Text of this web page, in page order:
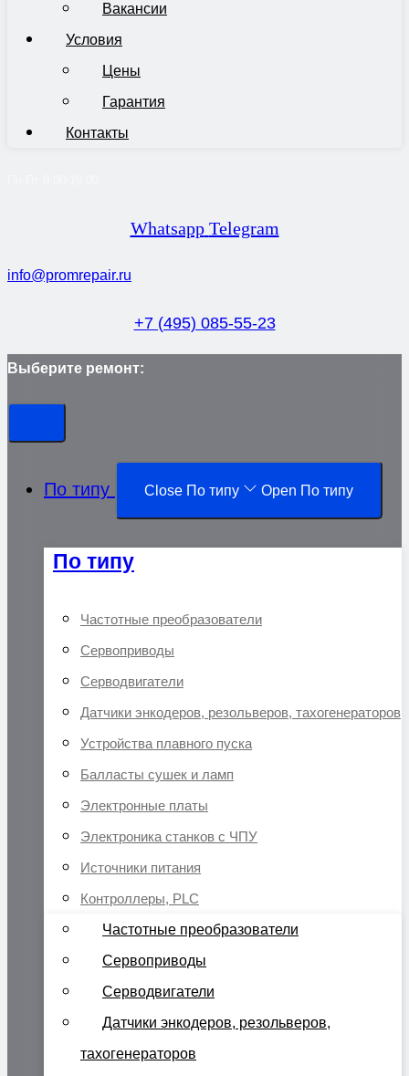
Вакансии
Условия
Цены
Гарантия
Контакты
Whatsapp Telegram
info@promrepair.ru
+7 (495) 085-55-23
Выберите ремонт:
По типу Close По типу Open По типу
По типу
Частотные преобразователи
Сервоприводы
Серводвигатели
Датчики энкодеров, резольверов, тахогенераторов
Устройства плавного пуска
Балласты сушек и ламп
Электронные платы
Электроника станков с ЧПУ
Источники питания
Контроллеры, PLC
Частотные преобразователи
Сервоприводы
Серводвигатели
Датчики энкодеров, резольверов,
тахогенераторов